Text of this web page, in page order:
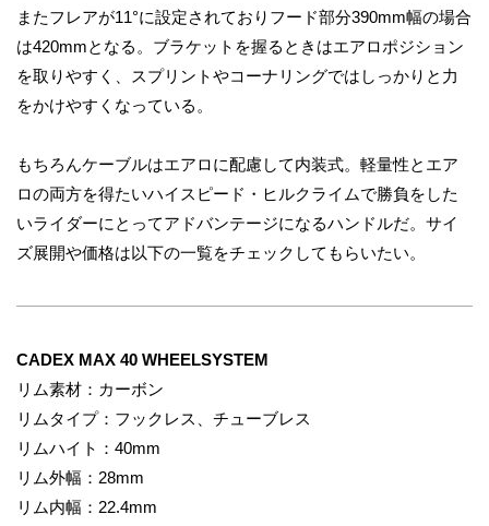
またフレアが11°に設定されておりフード部分390mm幅の場合
は420mmとなる。ブラケットを握るときはエアロポジション
を取りやすく、スプリントやコーナリングではしっかりと力
をかけやすくなっている。
もちろんケーブルはエアロに配慮して内装式。軽量性とエア
ロの両方を得たいハイスピード・ヒルクライムで勝負をした
いライダーにとってアドバンテージになるハンドルだ。サイ
ズ展開や価格は以下の一覧をチェックしてもらいたい。
CADEX MAX 40 WHEELSYSTEM
リム素材：カーボン
リムタイプ：フックレス、チューブレス
リムハイト：40mm
リム外幅：28mm
リム内幅：22.4mm